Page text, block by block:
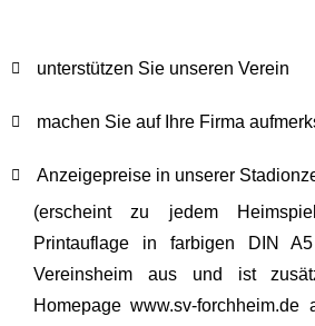
unterstützen Sie unseren Verein
machen Sie auf Ihre Firma
Anzeigepreise in unserer
(erscheint zu jedem
Printauflage in farbigen DIN
Vereinsheim aus und ist
Homepage www.sv-forchheim.de